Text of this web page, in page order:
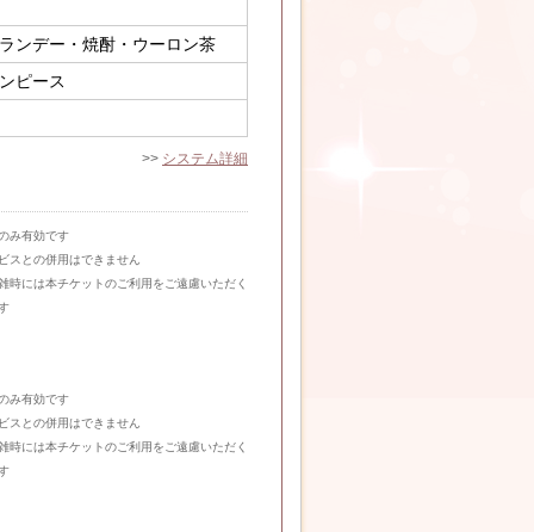
ンデー・焼酎・ウーロン茶
ピース
>> システム詳細
み有効です
スとの併用はできません
時には本チケットのご利用をご遠慮いただく
み有効です
スとの併用はできません
時には本チケットのご利用をご遠慮いただく